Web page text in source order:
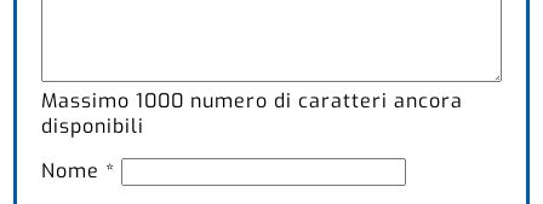
Massimo1000 numero di caratteri ancora
disponibili
Nome *